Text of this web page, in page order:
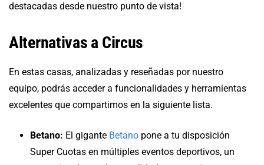
destacadas desde nuestro punto de vista!
Alternativas a Circus
En estas casas, analizadas y reseñadas por nuestro
equipo, podrás acceder a funcionalidades y herramientas
excelentes que compartimos en la siguiente lista.
Betano: El gigante Betano pone a tu disposición
Super Cuotas en múltiples eventos deportivos, un